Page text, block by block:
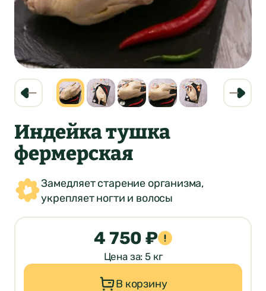
Индейка тушка
фермерская
Замедляет старение организма,
укрепляет ногти и волосы
4 750 ₽
Цена за: 5 кг
В корзину